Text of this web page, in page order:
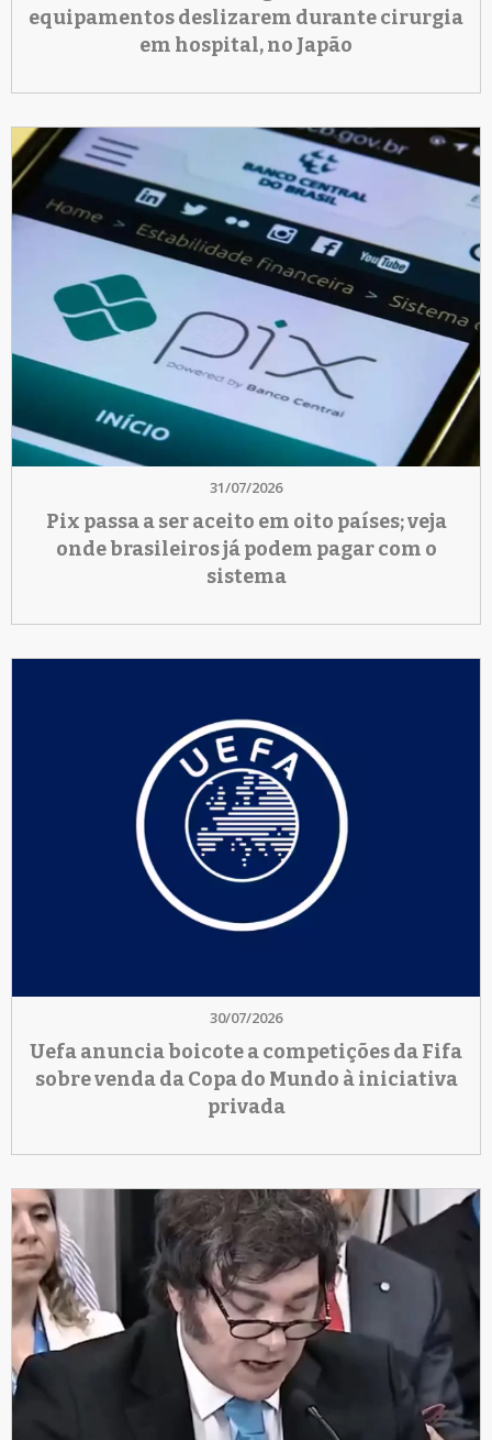
equipamentos deslizarem durante cirurgia
em hospital, no Japão
31/07/2026
Pix passa a ser aceito em oito países; veja
onde brasileiros já podem pagar com o
sistema
30/07/2026
Uefa anuncia boicote a competições da Fifa
sobre venda da Copa do Mundo à iniciativa
privada